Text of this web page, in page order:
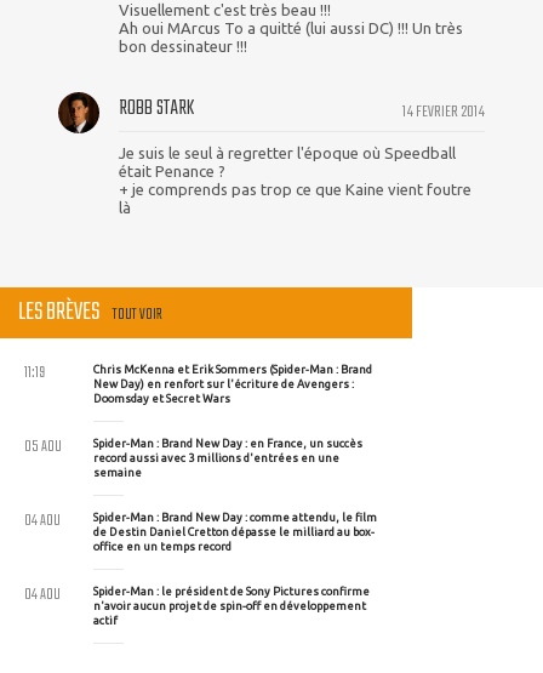
Visuellement c'est très beau !!!
Ah oui MArcus To a quitté (lui aussi DC) !!! Un très
bon dessinateur !!!
14 FEVRIER 2014
ROBB STARK
Je suis le seul à regretter l'époque où Speedball
était Penance ?
+ je comprends pas trop ce que Kaine vient foutre
là
LES BRÈVES TOUT VOIR
Chris McKenna et Erik Sommers (Spider-Man : Brand
New Day) en renfort sur l'écriture de Avengers :
Doomsday et Secret Wars
11:19
Spider-Man : Brand New Day : en France, un succès
record aussi avec 3 millions d'entrées en une
semaine
05 AOU
Spider-Man : Brand New Day : comme attendu, le film
de Destin Daniel Cretton dépasse le milliard au box-
office en un temps record
04 AOU
Spider-Man : le président de Sony Pictures confirme
n'avoir aucun projet de spin-off en développement
actif
04 AOU